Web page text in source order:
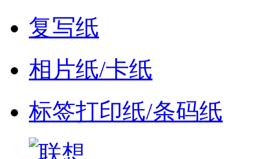
复写纸
相片纸/卡纸
标签打印纸/条码纸